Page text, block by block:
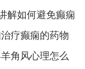
解如何避免癫痫
疗癫痫的药物
角风心理怎么